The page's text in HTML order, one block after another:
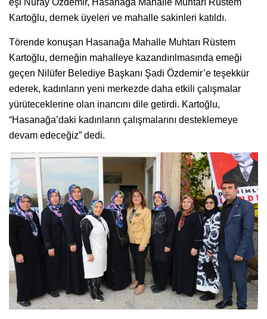
Kartoğlu, dernek üyeleri ve mahalle sakinleri katıldı.
Törende konuşan Hasanağa Mahalle Muhtarı Rüstem
Kartoğlu, derneğin mahalleye kazandırılmasında emeği
geçen Nilüfer Belediye Başkanı Şadi Özdemir’e teşekkür
ederek, kadınların yeni merkezde daha etkili çalışmalar
yürüteceklerine olan inancını dile getirdi. Kartoğlu,
“Hasanağa’daki kadınların çalışmalarını desteklemeye
devam edeceğiz” dedi.